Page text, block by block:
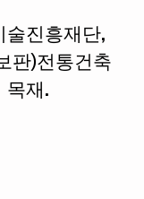
술진흥재단,
판)전통건축
목재.